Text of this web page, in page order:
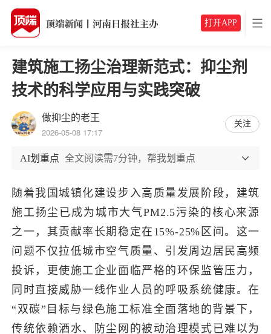
打开APP
建筑施工扬尘治理新范式：抑尘剂
技术的科学应用与实践突破
做抑尘的老王
2026-05-08 17:17
关注
AI划重点 全文阅读需7分钟，帮我划重点
随着我国城镇化建设步入高质量发展阶段，建筑
施工扬尘已成为城市大气PM2.5污染的核心来源
之一，其贡献率长期稳定在15%-25%区间。 这一
问题不仅拉低城市空气质量、引发周边居民高频
投诉，更使施工企业面临严格的环保监管压力，
同时直接威胁一线作业人员的呼吸系统健康。在
“双碳” 目标与绿色施工标准全面落地的背景下，
传统依赖洒水、防尘网的被动治理模式已难以为